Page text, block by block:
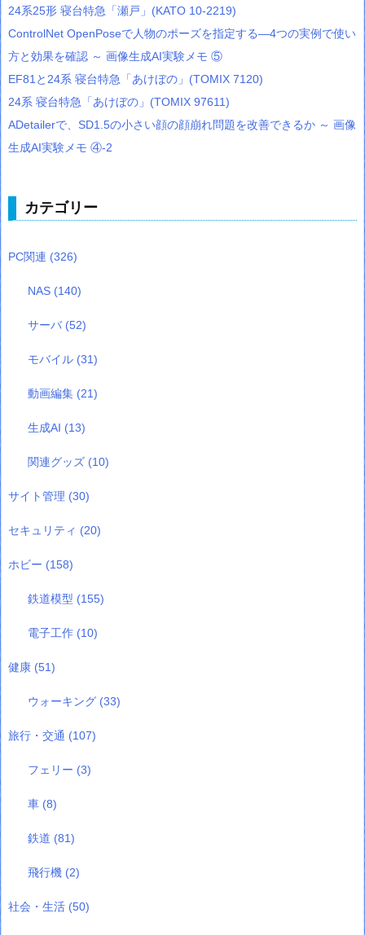
24系25形 寝台特急「瀬戸」(KATO 10-2219)
ControlNet OpenPoseで人物のポーズを指定する―4つの実例で使い
方と効果を確認 ～ 画像生成AI実験メモ ⑤
EF81と24系 寝台特急「あけぼの」(TOMIX 7120)
24系 寝台特急「あけぼの」(TOMIX 97611)
ADetailerで、SD1.5の小さい顔の顔崩れ問題を改善できるか ～ 画像
生成AI実験メモ ④-2
カテゴリー
PC関連 (326)
NAS (140)
サーバ (52)
モバイル (31)
動画編集 (21)
生成AI (13)
関連グッズ (10)
サイト管理 (30)
セキュリティ (20)
ホビー (158)
鉄道模型 (155)
電子工作 (10)
健康 (51)
ウォーキング (33)
旅行・交通 (107)
フェリー (3)
車 (8)
鉄道 (81)
飛行機 (2)
社会・生活 (50)